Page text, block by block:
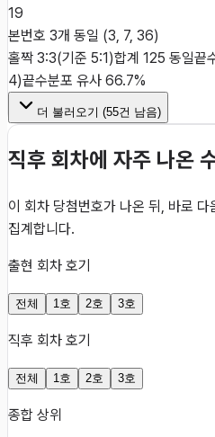
19
본번호 3개 동일 (3, 7, 36)
홀짝 3:3(기준 5:1)합계 125 동일끝
4)끝수분포 유사 66.7%
더 불러오기 (55건 남음)
직후 회차에 자주 나온
이 회차 당첨번호가 나온 뒤, 바로
집계합니다.
출현 회차 호기
전체 1호 2호 3호
직후 회차 호기
전체 1호 2호 3호
종합 상위